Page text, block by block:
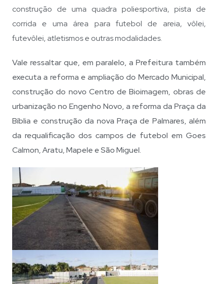
construção de uma quadra poliesportiva, pista de
corrida e uma área para futebol de areia, vôlei,
futevôlei, atletismos e outras modalidades.
Vale ressaltar que, em paralelo, a Prefeitura também
executa a reforma e ampliação do Mercado Municipal,
construção do novo Centro de Bioimagem, obras de
urbanização no Engenho Novo, a reforma da Praça da
Bíblia e construção da nova Praça de Palmares, além
da requalificação dos campos de futebol em Goes
Calmon, Aratu, Mapele e São Miguel.